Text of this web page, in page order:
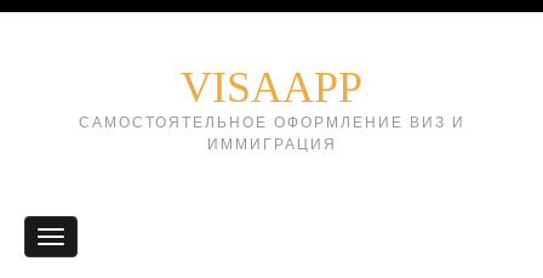
VISAAPP
САМОСТОЯТЕЛЬНОЕ ОФОРМЛЕНИЕ ВИЗ И
ИММИГРАЦИЯ